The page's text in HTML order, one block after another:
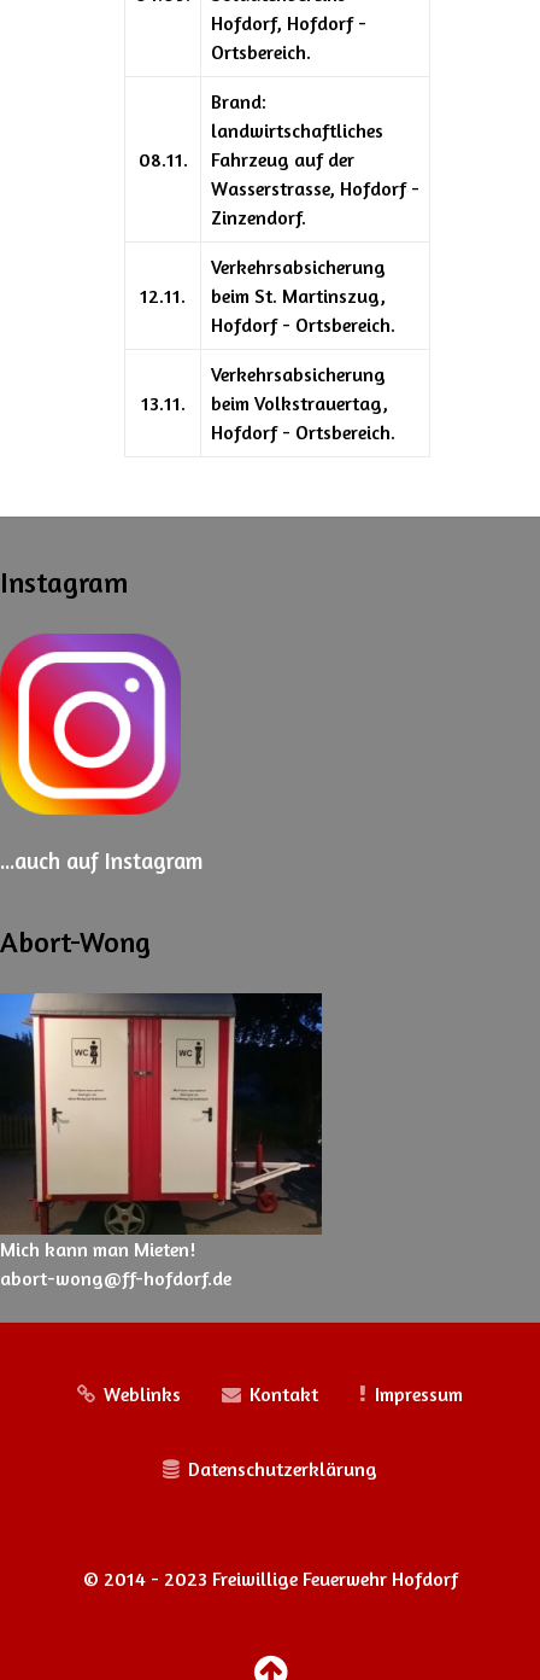
Hofdorf, Hofdorf -
Ortsbereich.
08.11.
Brand:
landwirtschaftliches
Fahrzeug auf der
Wasserstrasse, Hofdorf -
Zinzendorf.
12.11.
Verkehrsabsicherung
beim St. Martinszug,
Hofdorf - Ortsbereich.
13.11.
Verkehrsabsicherung
beim Volkstrauertag,
Hofdorf - Ortsbereich.
Instagram
...auch auf Instagram
Abort-Wong
Mich kann man Mieten!
abort-wong@ff-hofdorf.de
Weblinks Kontakt Impressum
Datenschutzerklärung
© 2014 - 2023 Freiwillige Feuerwehr Hofdorf